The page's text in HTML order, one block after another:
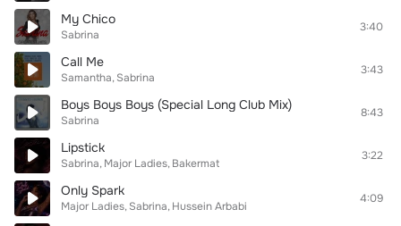
My Chico
Sabrina
3:40
Call Me
Samantha Sabrina
3:43
Boys Boys Boys (Special Long Club Mix)
Sabrina
8:43
Lipstick
Sabrina Major Ladies Bakermat
3:22
Only Spark
Major Ladies Sabrina Hussein Arbabi
4:09